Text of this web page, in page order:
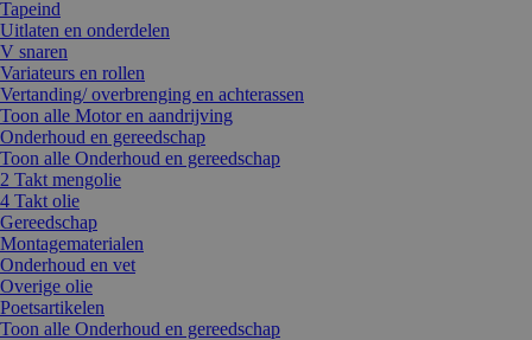
Tapeind
Uitlaten en onderdelen
V snaren
Variateurs en rollen
Vertanding/ overbrenging en achterassen
Toon alle Motor en aandrijving
Onderhoud en gereedschap
Toon alle Onderhoud en gereedschap
2 Takt mengolie
4 Takt olie
Gereedschap
Montagematerialen
Onderhoud en vet
Overige olie
Poetsartikelen
Toon alle Onderhoud en gereedschap